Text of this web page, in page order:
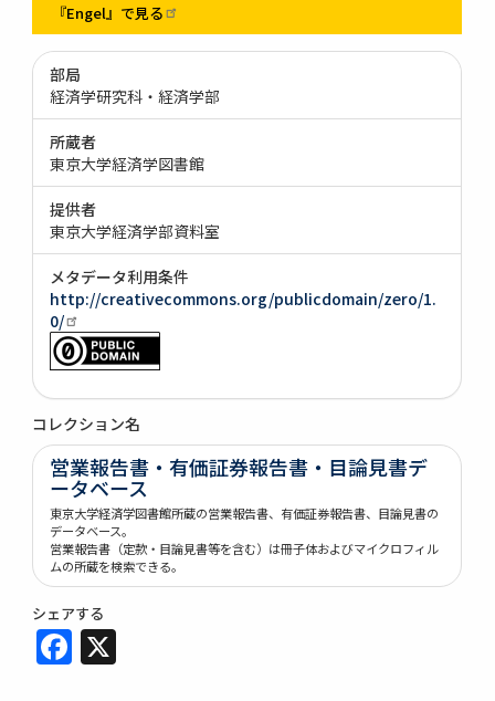
『Engel』で見る
部局
経済学研究科・経済学部
所蔵者
東京大学経済学図書館
提供者
東京大学経済学部資料室
メタデータ利用条件
http://creativecommons.org/publicdomain/zero/1.
0/
コレクション名
営業報告書・有価証券報告書・目論見書デ
ータベース
東京大学経済学図書館所蔵の営業報告書、有価証券報告書、目論見書の
データベース。
営業報告書（定款・目論見書等を含む）は冊子体およびマイクロフィル
ムの所蔵を検索できる。
シェアする
Facebook